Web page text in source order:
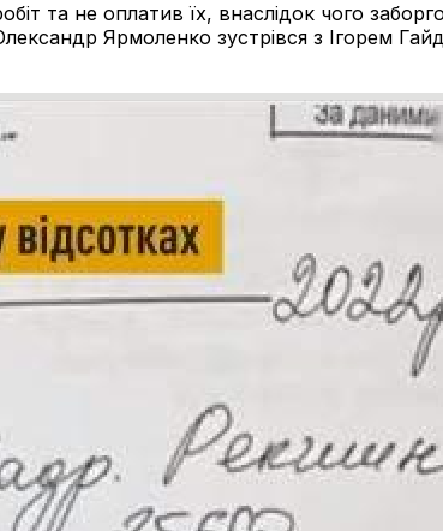
та не оплатив їх, внаслідок чого
Ярмоленко зустрівся з Ігорем